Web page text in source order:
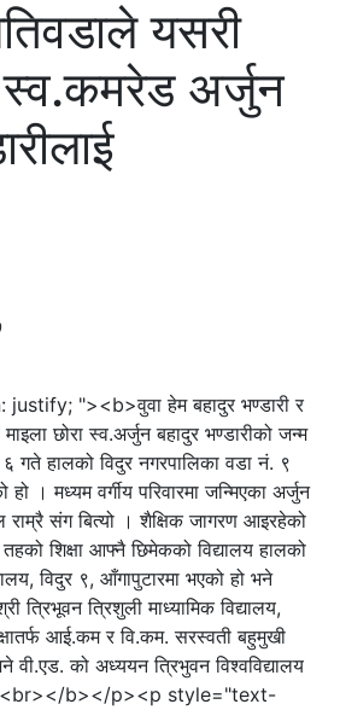
यसरी
अर्जुन
"><b>वुवा हेम बहादुर भण्डारी र
छोरा स्व.अर्जुन बहादुर भण्डारीको जन्म
गते हालको विदुर नगरपालिका वडा नं. ९
। मध्यम वर्गीय परिवारमा जन्मिएका अर्जुन
राम्रै संग बित्यो । शैक्षिक जागरण आइरहेको
शिक्षा आफ्नै छिमेकको विद्यालय हालको
विदुर ९, आँगापुटारमा भएको हो भने
त्रिभूवन त्रिशुली माध्यामिक विद्यालय,
आई.कम र वि.कम. सरस्वती बहुमुखी
वी.एड. को अध्ययन त्रिभुवन विश्वविद्यालय
b></p><p style="text-